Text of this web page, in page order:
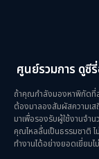
ศูนย์รวมการ ดูซี
ถ้าคุณกำลังมองหาพิกัดที่ส
ต้องมาลองสัมผัสความเส
มาเพื่อรองรับผู้ใช้งานจำ
คุณไหลลื่นเป็นธรรมชาติ ไ
ทำงานได้อย่างยอดเยี่ยม